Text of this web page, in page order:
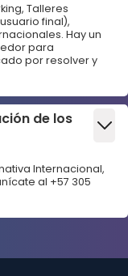
Talleres
final),
Hay un
para
por resolver y
de los
Internacional,
al +57 305